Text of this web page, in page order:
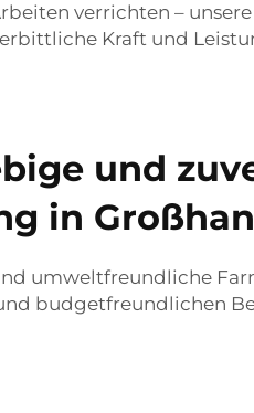
verrichten –
Kraft und
und
in
umweltfreundliche
budgetfreundlichen